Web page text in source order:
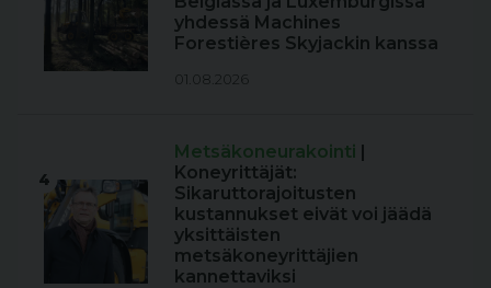
yhdessä Machines
Forestières Skyjackin kanssa
01.08.2026
4
Metsäkoneurakointi |
Koneyrittäjät:
Sikaruttorajoitusten
kustannukset eivät voi jäädä
yksittäisten
metsäkoneyrittäjien
kannettaviksi